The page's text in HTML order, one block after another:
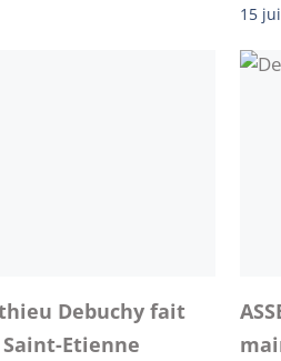
15
Debuchy fait
Etienne